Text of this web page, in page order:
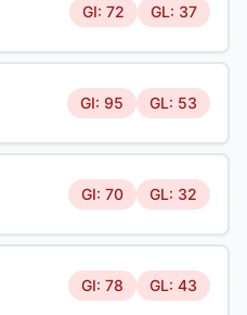
GI: 72 GL: 37
GI: 95 GL: 53
GI: 70 GL: 32
GI: 78 GL: 43